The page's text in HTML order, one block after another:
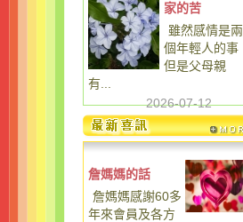
家的苦
雖然感情是兩
個年輕人的事
但是父母親
有...
2026-07-12
詹媽媽的話
詹媽媽感謝60多
年來會員及各方